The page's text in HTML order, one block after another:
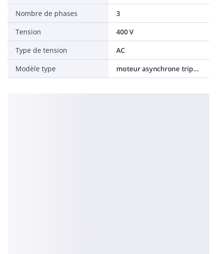
Nombre de phases
3
Tension
400 V
Type de tension
AC
Modèle type
moteur asynchrone triphasé